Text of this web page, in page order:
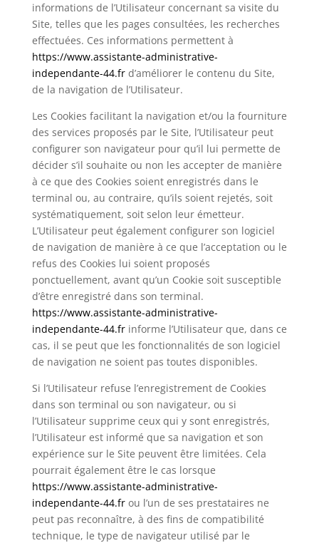
informations de l’Utilisateur concernant sa visite du
Site, telles que les pages consultées, les recherches
effectuées. Ces informations permettent à
https://www.assistante-administrative-
independante-44.frd’améliorer le contenu du Site,
de la navigation de l’Utilisateur.
Les Cookies facilitant la navigation et/ou la fourniture
des services proposés par le Site, l’Utilisateur peut
configurer son navigateur pour qu’il lui permette de
décider s’il souhaite ou non les accepter de manière
à ce que des Cookies soient enregistrés dans le
terminal ou, au contraire, qu’ils soient rejetés, soit
systématiquement, soit selon leur émetteur.
L’Utilisateur peut également configurer son logiciel
de navigation de manière à ce que l’acceptation ou le
refus des Cookies lui soient proposés
ponctuellement, avant qu’un Cookie soit susceptible
d’être enregistré dans son terminal.
https://www.assistante-administrative-
independante-44.frinforme l’Utilisateur que, dans ce
cas, il se peut que les fonctionnalités de son logiciel
de navigation ne soient pas toutes disponibles.
Si l’Utilisateur refuse l’enregistrement de Cookies
dans son terminal ou son navigateur, ou si
l’Utilisateur supprime ceux qui y sont enregistrés,
l’Utilisateur est informé que sa navigation et son
expérience sur le Site peuvent être limitées. Cela
pourrait également être le cas lorsque
https://www.assistante-administrative-
independante-44.frou l’un de ses prestataires ne
peut pas reconnaître, à des fins de compatibilité
technique, le type de navigateur utilisé par le